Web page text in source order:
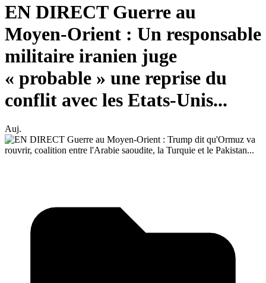
EN DIRECT Guerre au
Moyen-Orient : Un responsable
militaire iranien juge
« probable » une reprise du
conflit avec les Etats-Unis...
Auj.